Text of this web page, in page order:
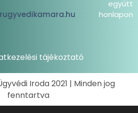
együtt
honlapon
tájékoztató
Iroda 2021 | Minden jog
fenntartva